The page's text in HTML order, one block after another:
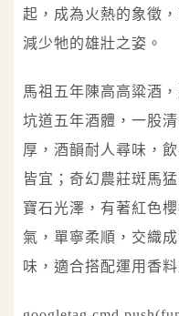
起，成為火熱的象徵
減少牠的雄壯之姿。
馬祖五年陳高高粱酒
坑道五年酒體，一股
厚，酒韻耐人尋味，
皆宜；奇幻農莊斑馬
寶石光澤，有著紅色
氣，單寧柔順，交織
味，適合搭配運用香